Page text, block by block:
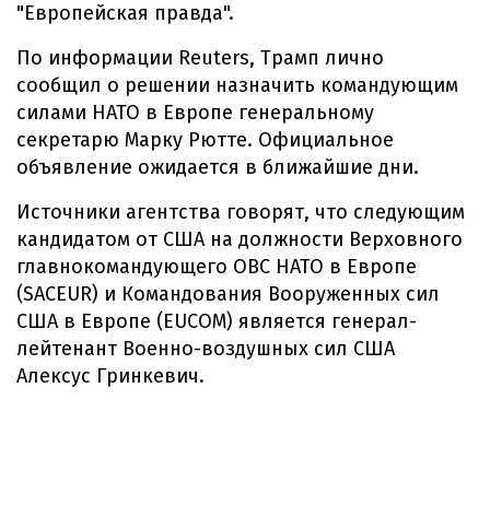
"Европейская правда".
По информации Reuters, Трамп лично
сообщил о решении назначить командующим
силами НАТО в Европе генеральному
секретарю Марку Рютте. Официальное
объявление ожидается в ближайшие дни.
Источники агентства говорят, что следующим
кандидатом от США на должности Верховного
главнокомандующего ОВС НАТО в Европе
(SACEUR) и Командования Вооруженных сил
США в Европе (EUCOM) является генерал-
лейтенант Военно-воздушных сил США
Алексус Гринкевич.